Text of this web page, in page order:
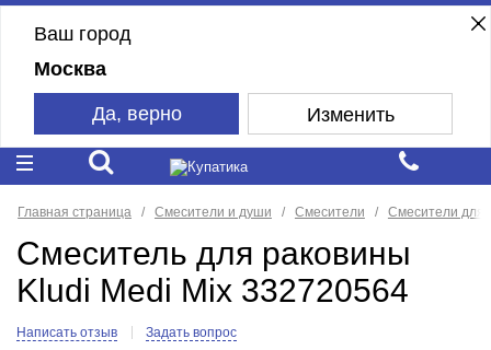
Ваш город
Москва
Да, верно Изменить
Главная страница Смесители и души Смесители Смесители для
Смеситель для раковины
Kludi Medi Mix 332720564
Написать отзыв Задать вопрос